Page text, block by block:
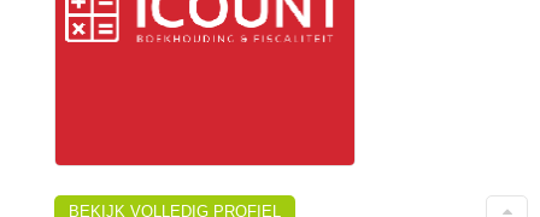
BEKIJK VOLLEDIG PROFIEL